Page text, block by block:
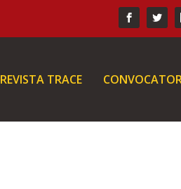
REVISTA TRACE